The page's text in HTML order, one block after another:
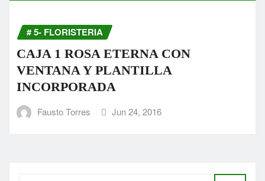
# 5- FLORISTERIA
CAJA 1 ROSA ETERNA CON
VENTANA Y PLANTILLA
INCORPORADA
Fausto Torres Jun 24, 2016